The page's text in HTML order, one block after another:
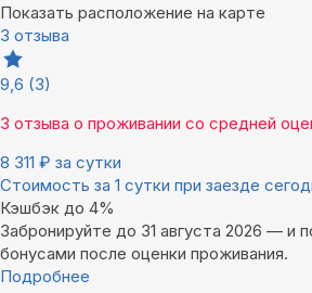
Показать расположение на карте
3 отзыва
9,6 (3)
3 отзыва о проживании со средней
8 311 ₽ за сутки
Стоимость за 1 сутки при заезде
Кэшбэк до 4%
Забронируйте до 31 августа 2026 — и
бонусами после оценки проживания.
Подробнее